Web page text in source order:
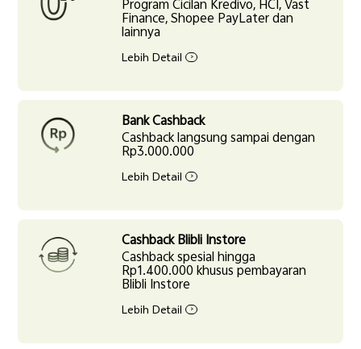
Program Cicilan Kredivo, HCI, Vast
Finance, Shopee PayLater dan
lainnya
Lebih Detail >
Bank Cashback
Cashback langsung sampai dengan
Rp3.000.000
Lebih Detail >
Cashback Blibli Instore
Cashback spesial hingga
Rp1.400.000 khusus pembayaran
Blibli Instore
Lebih Detail >